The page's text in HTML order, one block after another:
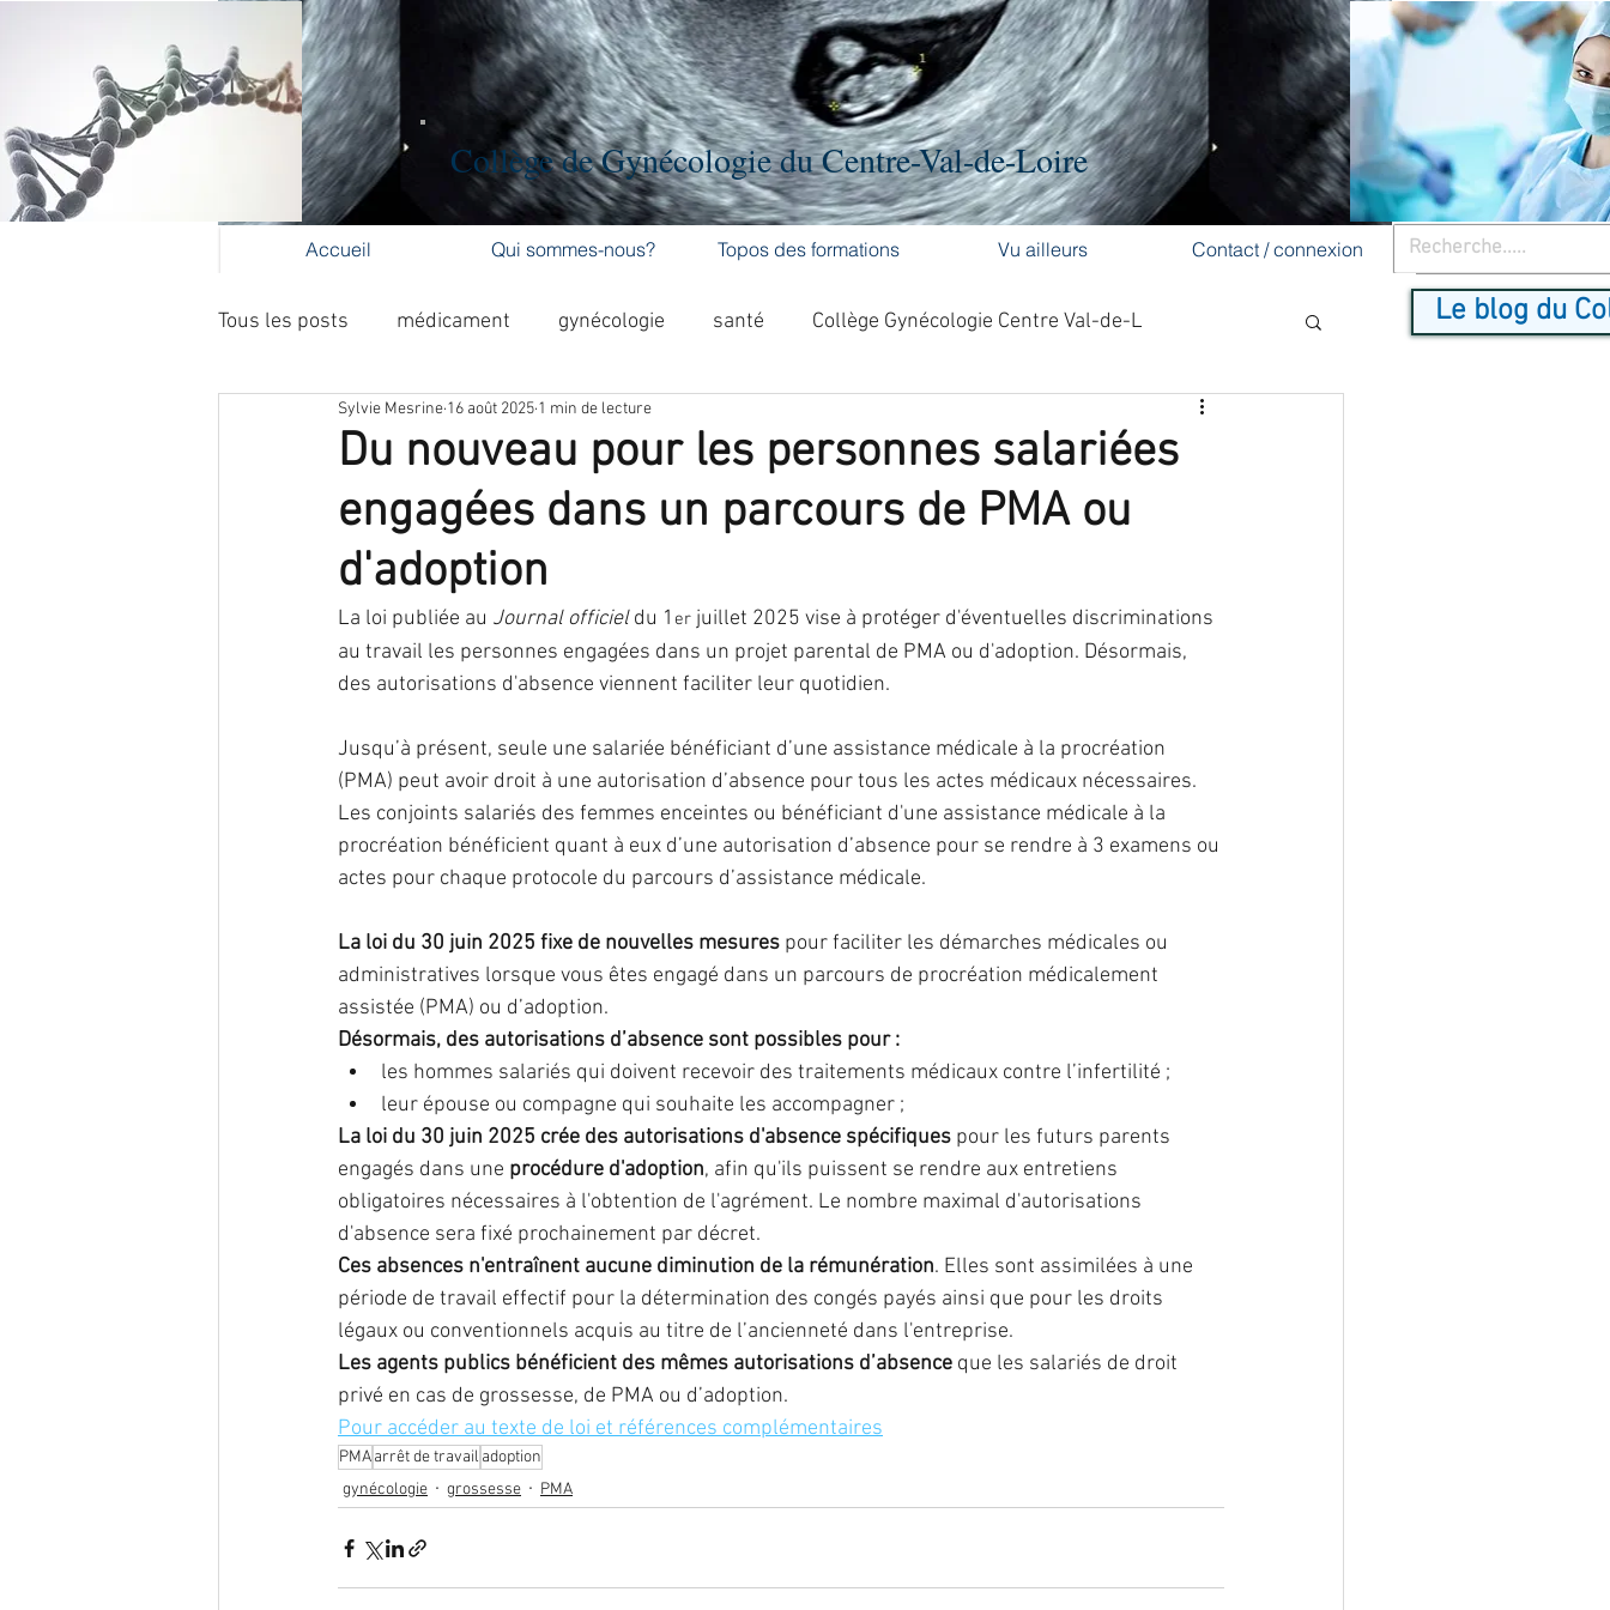
Collège de Gynécologie du Centre-Val-de-Loire
Accueil Qui sommes-nous? Topos des formations Vu ailleurs Contact / connexion
Tous les posts médicament gynécologie santé Collège Gynécologie Centre Val-de-L
Formation médicale continue activité physique cancer du sein
cancer du col cancer de l'ovaire contraception contraception DES dépistage
endométriose Infection IST IVG fausse-couche grossesse malformation
reproduction Traitement hormonal de ménopause
Du nouveau pour les personnes salariées
engagées dans un parcours de PMA ou
d'adoption
Sylvie Mesrine 16 août 2025 1 min de lecture
La loi publiée au Journal officiel du 1 er juillet 2025 vise à protéger d'éventuelles discriminations
au travail les personnes engagées dans un projet parental de PMA ou d'adoption. Désormais,
des autorisations d'absence viennent faciliter leur quotidien.
Jusqu’à présent, seule une salariée bénéficiant d’une assistance médicale à la procréation
(PMA) peut avoir droit à une autorisation d’absence pour tous les actes médicaux nécessaires.
Les conjoints salariés des femmes enceintes ou bénéficiant d'une assistance médicale à la
procréation bénéficient quant à eux d’une autorisation d’absence pour se rendre à 3 examens ou
actes pour chaque protocole du parcours d’assistance médicale.
La loi du 30 juin 2025 fixe de nouvelles mesures pour faciliter les démarches médicales ou
administratives lorsque vous êtes engagé dans un parcours de procréation médicalement
assistée (PMA) ou d’adoption.
Désormais, des autorisations d’absence sont possibles pour :
les hommes salariés qui doivent recevoir des traitements médicaux contre l’infertilité ;
leur épouse ou compagne qui souhaite les accompagner ;
La loi du 30 juin 2025 crée des autorisations d'absence spécifiques pour les futurs parents
engagés dans une procédure d'adoption, afin qu'ils puissent se rendre aux entretiens
obligatoires nécessaires à l'obtention de l'agrément. Le nombre maximal d'autorisations
d'absence sera fixé prochainement par décret.
Ces absences n'entraînent aucune diminution de la rémunération. Elles sont assimilées à une
période de travail effectif pour la détermination des congés payés ainsi que pour les droits
légaux ou conventionnels acquis au titre de l’ancienneté dans l'entreprise.
Les agents publics bénéficient des mêmes autorisations d’absence que les salariés de droit
privé en cas de grossesse, de PMA ou d’adoption.
Pour accéder au texte de loi et références complémentaires
PMAarrêt de travail adoption
gynécologie
grossesse PMA
Le blog du